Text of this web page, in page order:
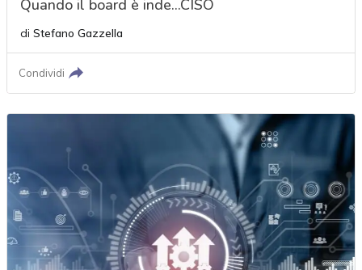
Quando il board è inde...CISO
di Stefano Gazzella
Condividi